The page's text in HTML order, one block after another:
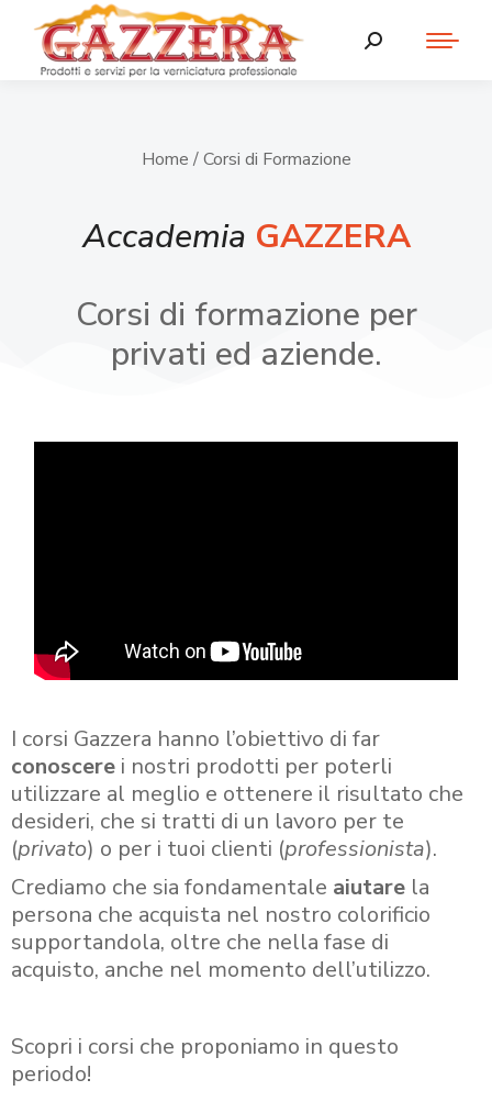
Home / Corsi di Formazione
Accademia GAZZERA
Corsi di formazione per
privati ed aziende.
I corsi Gazzera hanno l’obiettivo di far
conoscere i nostri prodotti per poterli
utilizzare al meglio e ottenere il risultato che
desideri, che si tratti di un lavoro per te
(privato) o per i tuoi clienti (professionista).
Crediamo che sia fondamentale aiutare la
persona che acquista nel nostro colorificio
supportandola, oltre che nella fase di
acquisto, anche nel momento dell’utilizzo.
Scopri i corsi che proponiamo in questo
periodo!